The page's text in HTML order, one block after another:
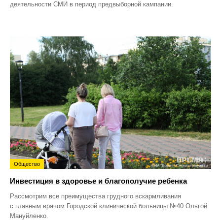
деятельности СМИ в период предвыборной кампании.
Общество
Инвестиция в здоровье и благополучие ребенка
Рассмотрим все преимущества грудного вскармливания
с главным врачом Городской клинической больницы №40 Ольгой
Мануйленко.